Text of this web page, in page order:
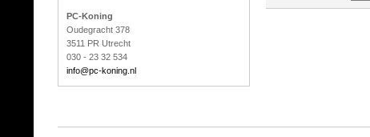
PC-Koning
Oudegracht 378
3511 PR Utrecht
030 - 23 32 534
info@pc-koning.nl